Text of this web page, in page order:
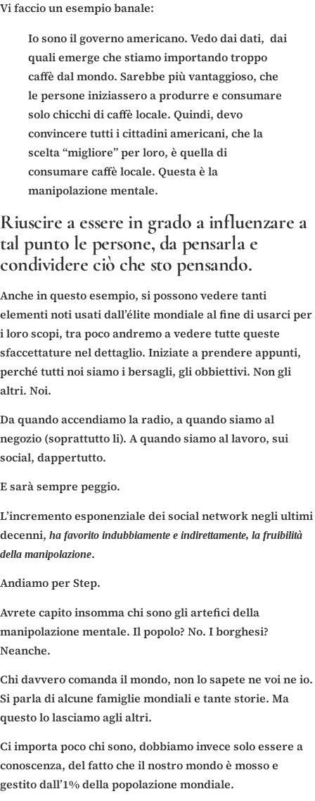
Vi faccio un esempio banale:
Io sono il governo americano. Vedo dai dati, dai
quali emerge che stiamo importando troppo
caffè dal mondo. Sarebbe più vantaggioso, che
le persone iniziassero a produrre e consumare
solo chicchi di caffè locale. Quindi, devo
convincere tutti i cittadini americani, che la
scelta “migliore” per loro, è quella di
consumare caffè locale. Questa è la
manipolazione mentale.
Riuscire a essere in grado a influenzare a
tal punto le persone, da pensarla e
condividere ciò che sto pensando.
Anche in questo esempio, si possono vedere tanti
elementi noti usati dall’élite mondiale al fine di usarci per
i loro scopi, tra poco andremo a vedere tutte queste
sfaccettature nel dettaglio. Iniziate a prendere appunti,
perché tutti noi siamo i bersagli, gli obbiettivi. Non gli
altri. Noi.
Da quando accendiamo la radio, a quando siamo al
negozio (soprattutto li). A quando siamo al lavoro, sui
social, dappertutto.
E sarà sempre peggio.
L’incremento esponenziale dei social network negli ultimi
decenni, ha favorito indubbiamente e indirettamente, la fruibilità
della manipolazione.
Andiamo per Step.
Avrete capito insomma chi sono gli artefici della
manipolazione mentale. Il popolo? No. I borghesi?
Neanche.
Chi davvero comanda il mondo, non lo sapete ne voi ne io.
Si parla di alcune famiglie mondiali e tante storie. Ma
questo lo lasciamo agli altri.
Ci importa poco chi sono, dobbiamo invece solo essere a
conoscenza, del fatto che il nostro mondo è mosso e
gestito dall’1% della popolazione mondiale.